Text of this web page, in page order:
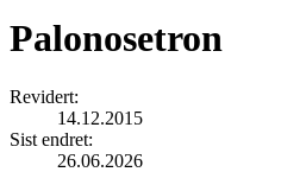
Palonosetron
Revidert:
14.12.2015
Sist endret:
26.06.2026